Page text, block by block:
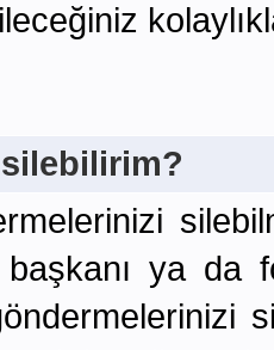
silebilirim?
ya da